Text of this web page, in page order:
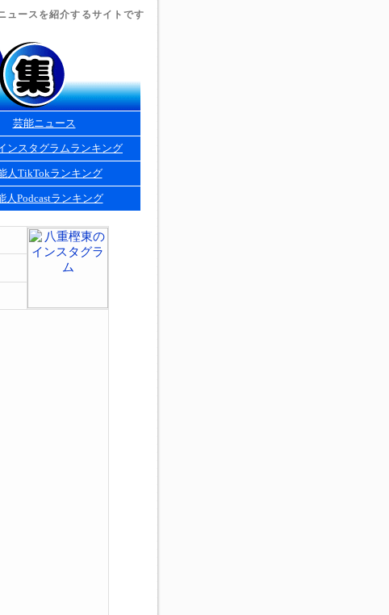
ュースを紹介するサイトです
芸能ニュース
ンスタグラムランキング
人TikTokランキング
人Podcastランキング